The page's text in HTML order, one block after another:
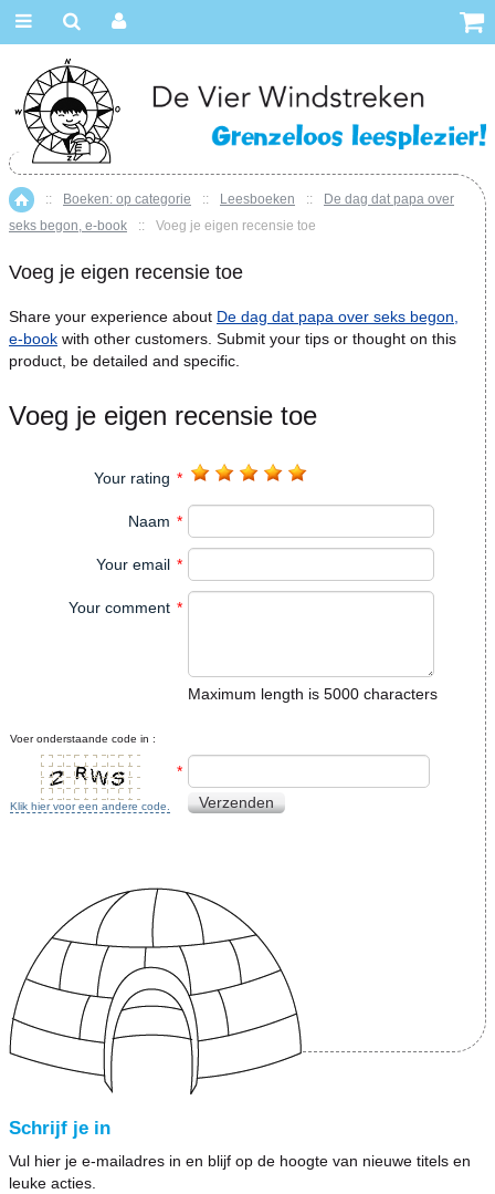
Home
:: Boeken: op categorie :: Leesboeken ::
De dag dat papa over
seks begon, e-book
:: Voeg je eigen recensie toe
Voeg je eigen recensie toe
Share your experience about De dag dat papa over seks begon,
e-book with other customers. Submit your tips or thought on this
product, be detailed and specific.
Voeg je eigen recensie toe
Your rating *
Naam *
Your email *
Your comment *
Maximum length is 5000 characters
Voer onderstaande code in :
Klik hier voor een andere code.
*
Verzenden
Schrijf je in
Vul hier je e-mailadres in en blijf op de hoogte van nieuwe titels en
leuke acties.